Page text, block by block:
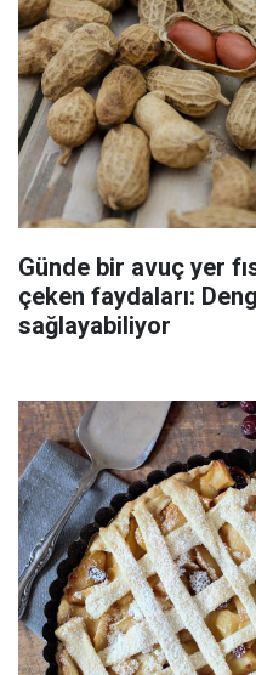
Günde bir avuç yer
çeken faydaları:
sağlayabiliyor